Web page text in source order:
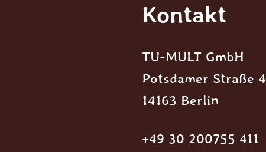
Kontakt
TU-MULT GmbH
Potsdamer Straße 4
14163 Berlin
+49 30 200755 411